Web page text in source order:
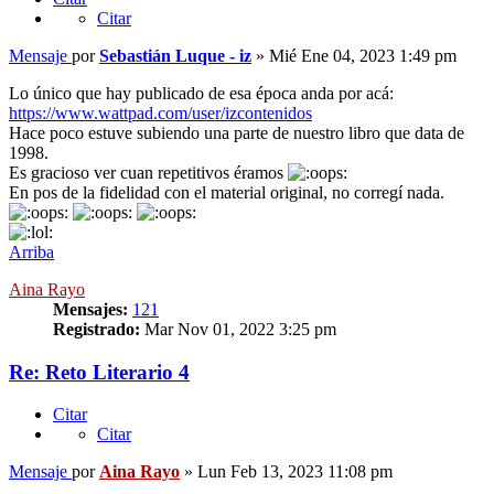
Citar
Mensaje porSebastián Luque - iz » Mié Ene 04, 2023 1:49 pm
Lo único que hay publicado de esa época anda por acá:
https://www.wattpad.com/user/izcontenidos
Hace poco estuve subiendo una parte de nuestro libro que data de
1998.
Es gracioso ver cuan repetitivos éramos
En pos de la fidelidad con el material original, no corregí nada.
Arriba
Aina Rayo
Mensajes: 121
Registrado: Mar Nov 01, 2022 3:25 pm
Re: Reto Literario 4
Citar
Citar
Mensaje por Aina Rayo » Lun Feb 13, 2023 11:08 pm